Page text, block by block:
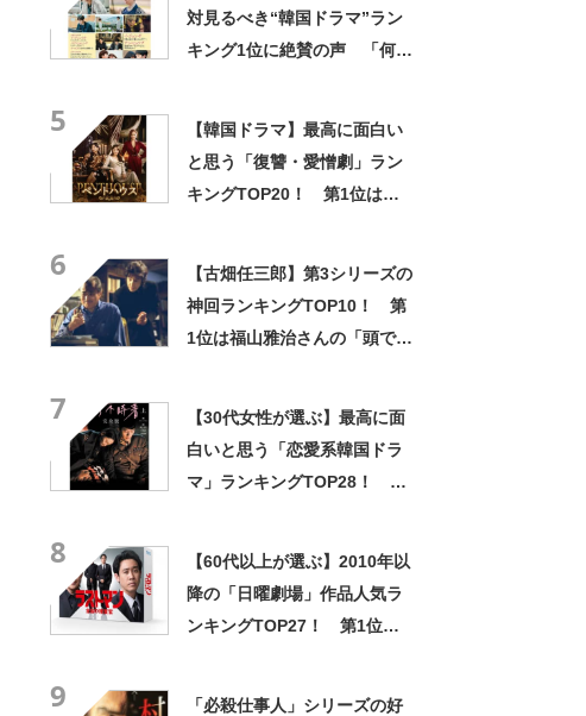
対見るべき“韓国ドラマ”ラン
キング1位に絶賛の声 「何度
5
【韓国ドラマ】最高に面白い
と思う「復讐・愛憎劇」ラン
キングTOP20！ 第1位は
6
【古畑任三郎】第3シリーズの
神回ランキングTOP10！ 第
1位は福山雅治さんの「頭でっ
7
【30代女性が選ぶ】最高に面
白いと思う「恋愛系韓国ドラ
マ」ランキングTOP28！ 第
8
【60代以上が選ぶ】2010年以
降の「日曜劇場」作品人気ラ
ンキングTOP27！ 第1位は
9
「必殺仕事人」シリーズの好